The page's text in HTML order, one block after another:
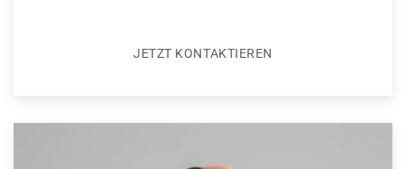
JETZT KONTAKTIEREN